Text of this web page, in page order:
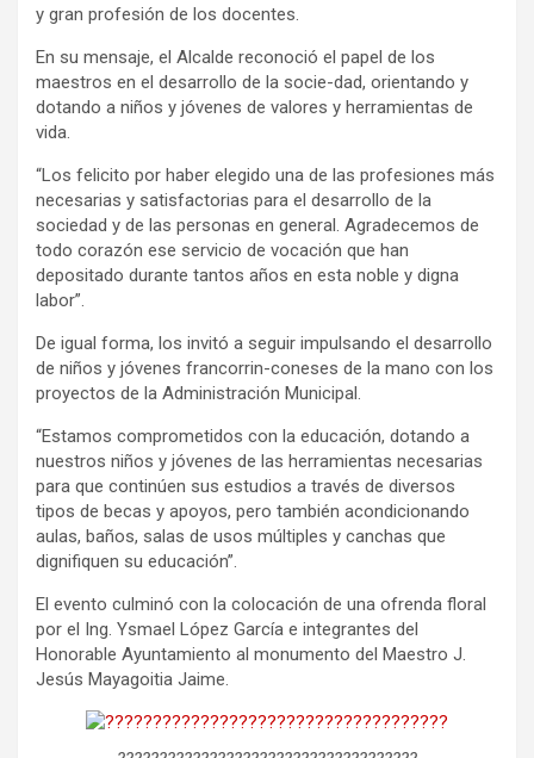
y gran profesión de los docentes.
En su mensaje, el Alcalde reconoció el papel de los
maestros en el desarrollo de la socie-dad, orientando y
dotando a niños y jóvenes de valores y herramientas de
vida.
“Los felicito por haber elegido una de las profesiones más
necesarias y satisfactorias para el desarrollo de la
sociedad y de las personas en general. Agradecemos de
todo corazón ese servicio de vocación que han
depositado durante tantos años en esta noble y digna
labor”.
De igual forma, los invitó a seguir impulsando el desarrollo
de niños y jóvenes francorrin-coneses de la mano con los
proyectos de la Administración Municipal.
“Estamos comprometidos con la educación, dotando a
nuestros niños y jóvenes de las herramientas necesarias
para que continúen sus estudios a través de diversos
tipos de becas y apoyos, pero también acondicionando
aulas, baños, salas de usos múltiples y canchas que
dignifiquen su educación”.
El evento culminó con la colocación de una ofrenda floral
por el Ing. Ysmael López García e integrantes del
Honorable Ayuntamiento al monumento del Maestro J.
Jesús Mayagoitia Jaime.